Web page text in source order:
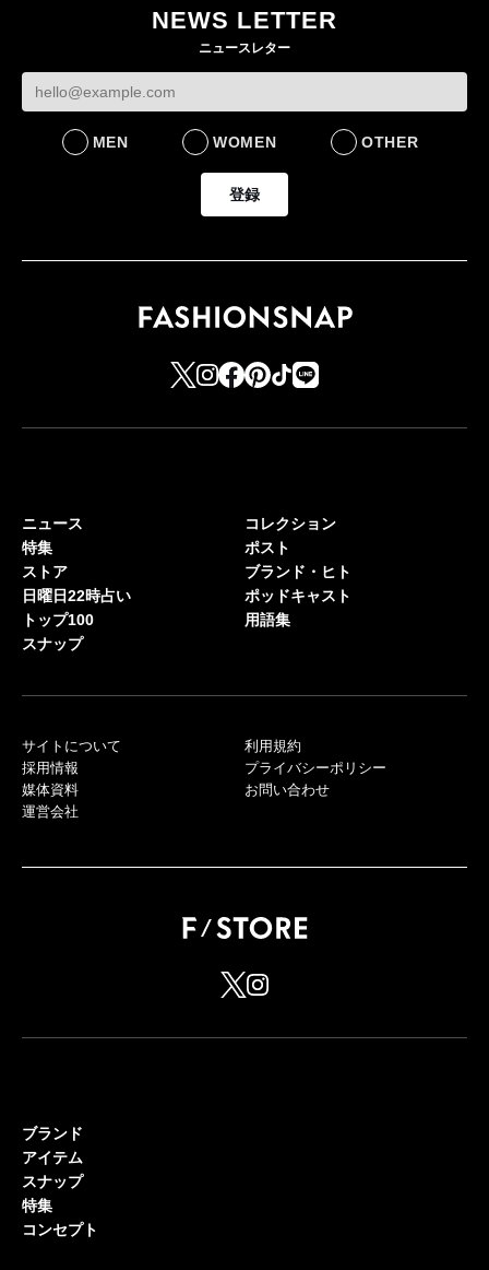
NEWS LETTER
ニュースレター
MEN WOMEN OTHER
登録
ニュース
特集
ストア
日曜日22時占い
トップ100
スナップ
コレクション
ポスト
ブランド・ヒト
ポッドキャスト
用語集
サイトについて
採用情報
媒体資料
運営会社
利用規約
プライバシーポリシー
お問い合わせ
ブランド
アイテム
スナップ
特集
コンセプト